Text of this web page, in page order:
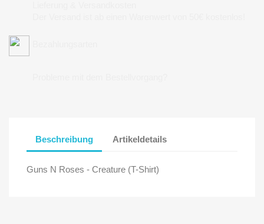
Beschreibung Artikeldetails
Guns N Roses - Creature (T-Shirt)